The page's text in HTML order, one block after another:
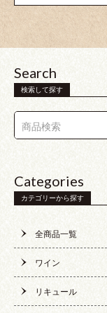
Search
検索して探す
Categories
カテゴリーから探す
全商品一覧
ワイン
リキュール